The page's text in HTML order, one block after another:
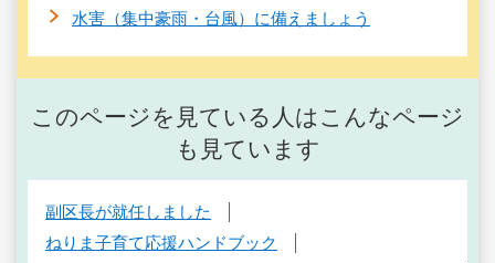
水害（集中豪雨・台風）に備えましょう
このページを見ている人はこんなページ
も見ています
副区長が就任しました
ねりま子育て応援ハンドブック